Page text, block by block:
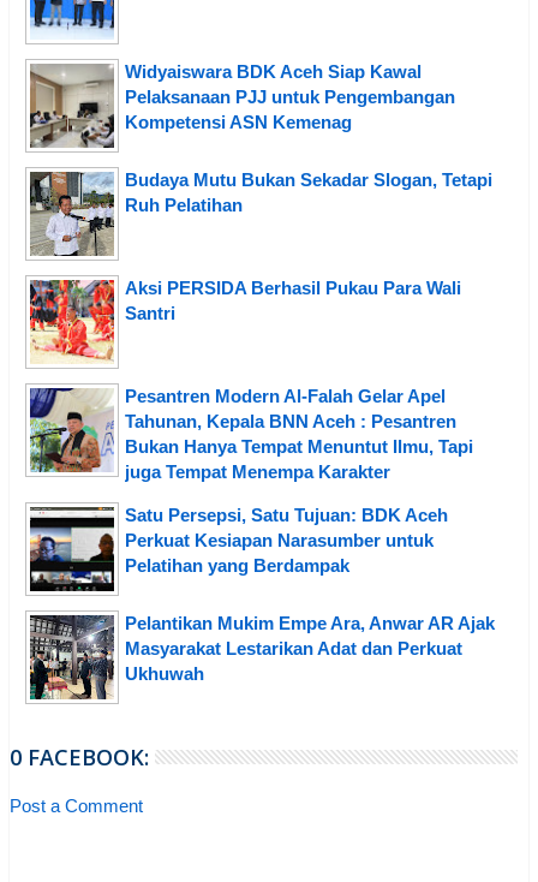
Widyaiswara BDK Aceh Siap Kawal
Pelaksanaan PJJ untuk Pengembangan
Kompetensi ASN Kemenag
Budaya Mutu Bukan Sekadar Slogan, Tetapi
Ruh Pelatihan
Aksi PERSIDA Berhasil Pukau Para Wali
Santri
Pesantren Modern Al-Falah Gelar Apel
Tahunan, Kepala BNN Aceh : Pesantren
Bukan Hanya Tempat Menuntut Ilmu, Tapi
juga Tempat Menempa Karakter
Satu Persepsi, Satu Tujuan: BDK Aceh
Perkuat Kesiapan Narasumber untuk
Pelatihan yang Berdampak
Pelantikan Mukim Empe Ara, Anwar AR Ajak
Masyarakat Lestarikan Adat dan Perkuat
Ukhuwah
0 FACEBOOK:
Post a Comment